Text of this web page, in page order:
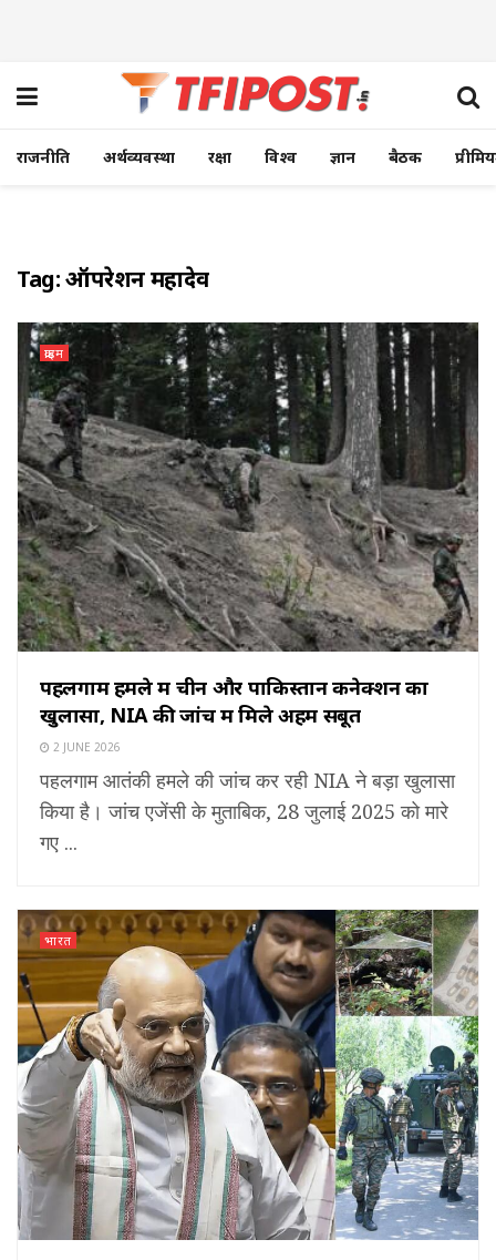
राजनीति अर्थव्यवस्था रक्षा विश्व ज्ञान बैठक
Tag:ऑपरेशन महादेव
क्राइम
पहलगाम हमले में चीन और पाकिस्तान कनेक्शन का
खुलासा, NIA की जांच में मिले अहम सबूत
2 JUNE 2026
पहलगाम आतंकी हमले की जांच कर रही NIA ने बड़ा खुलासा
किया है। जांच एजेंसी के मुताबिक, 28 जुलाई 2025 को मारे
गए ...
भारत